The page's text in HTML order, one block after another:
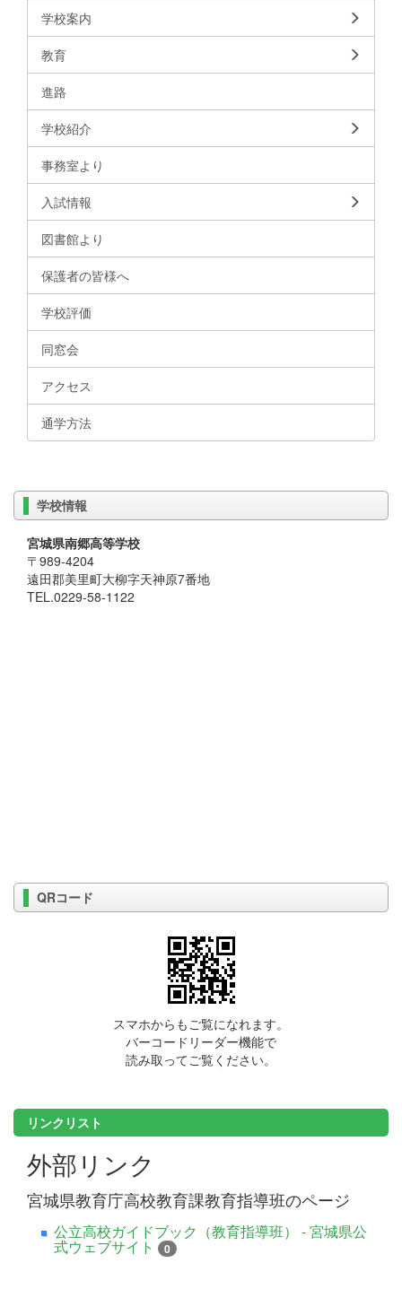
学校案内
教育
進路
学校紹介
事務室より
入試情報
図書館より
保護者の皆様へ
学校評価
同窓会
アクセス
通学方法
学校情報
宮城県南郷高等学校
〒989-4204
遠田郡美里町大柳字天神原7番地
TEL.0229-58-1122
QRコード
スマホからもご覧になれます。
バーコードリーダー機能で
読み取ってご覧ください。
リンクリスト
外部リンク
宮城県教育庁高校教育課教育指導班のページ
公立高校ガイドブック（教育指導班） - 宮城県公
式ウェブサイト 0